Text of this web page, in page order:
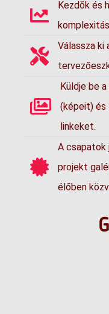
Kezdők és
Válassza
Küldje be
(képeit) és
linkeket.
A csapatok
projekt
élőben